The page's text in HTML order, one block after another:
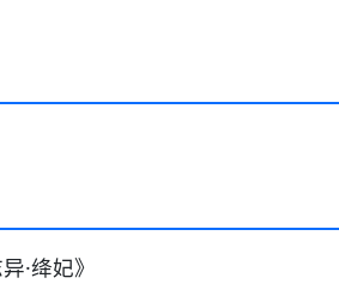
·绛妃》